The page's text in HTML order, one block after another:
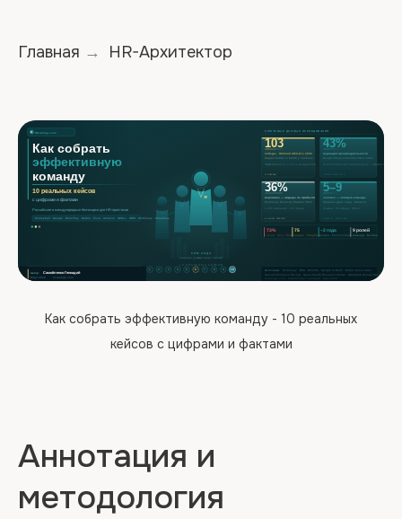
Главная → HR-Архитектор
Как собрать эффективную команду - 10 реальных
кейсов с цифрами и фактами
Аннотация и
методология